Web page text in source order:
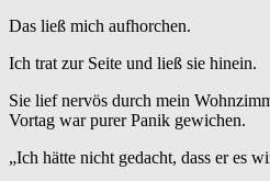
Das ließ mich aufhorchen.
Ich trat zur Seite und ließ sie hinein.
Sie lief nervös durch mein
Vortag war purer Panik gewichen.
„Ich hätte nicht gedacht, dass er es